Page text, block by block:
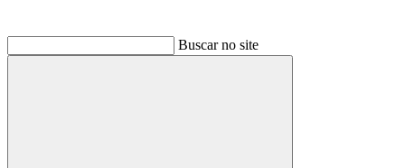
Buscar no site